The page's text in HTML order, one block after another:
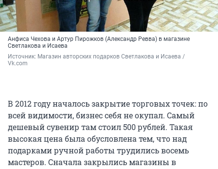
Анфиса Чехова и Артур Пирожков (Александр Ревва) в магазине
Светлакова и Исаева
Источник: Магазин авторских подарков Светлакова и Исаева /
Vk.com
В 2012 году началось закрытие торговых точек: по
всей видимости, бизнес себя не окупал. Самый
дешевый сувенир там стоил 500 рублей. Такая
высокая цена была обусловлена тем, что над
подарками ручной работы трудились восемь
мастеров. Сначала закрылись магазины в